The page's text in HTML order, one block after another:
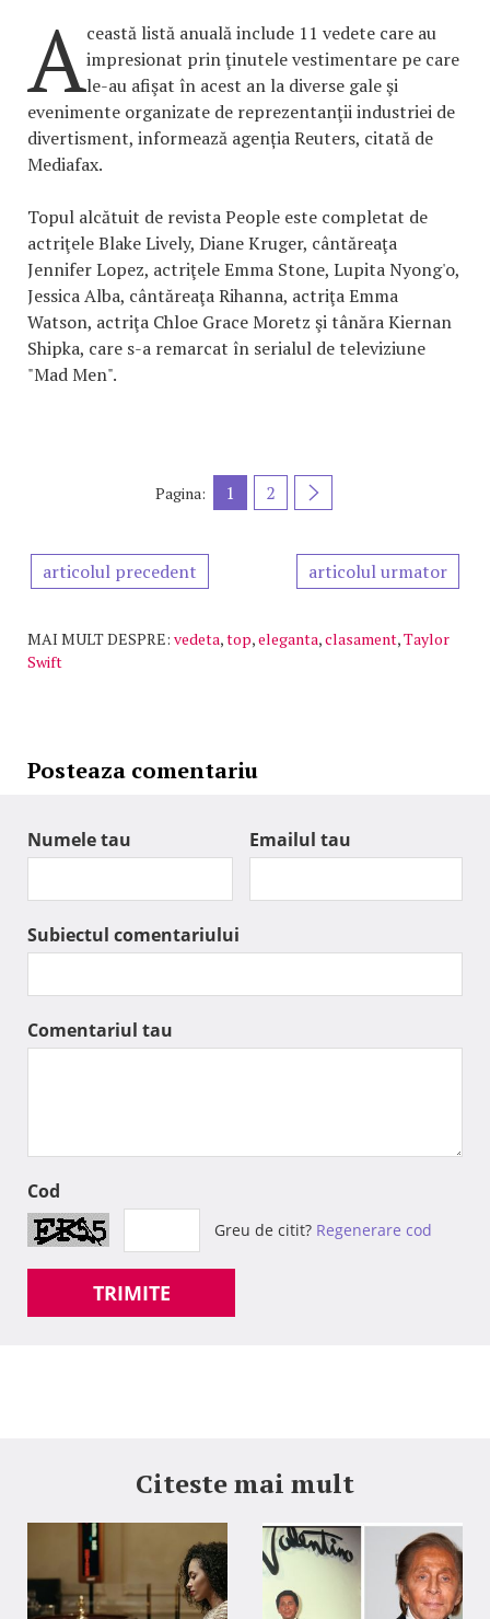
Această listă anuală include 11 vedete care au
impresionat prin ţinutele vestimentare pe care
le-au afişat în acest an la diverse gale şi
evenimente organizate de reprezentanţii industriei de
divertisment, informează agenția Reuters, citată de
Mediafax.
Topul alcătuit de revista People este completat de
actriţele Blake Lively, Diane Kruger, cântăreaţa
Jennifer Lopez, actriţele Emma Stone, Lupita Nyong'o,
Jessica Alba, cântăreaţa Rihanna, actriţa Emma
Watson, actriţa Chloe Grace Moretz şi tânăra Kiernan
Shipka, care s-a remarcat în serialul de televiziune
"Mad Men".
Pagina: 1 2
articolul precedent articolul urmator
MAI MULT DESPRE: vedeta,top,eleganta,clasament,Taylor
Swift
Posteaza comentariu
Numele tau Emailul tau
Subiectul comentariului
Comentariul tau
Cod
Greu de citit? Regenerare cod
TRIMITE
Citeste mai mult